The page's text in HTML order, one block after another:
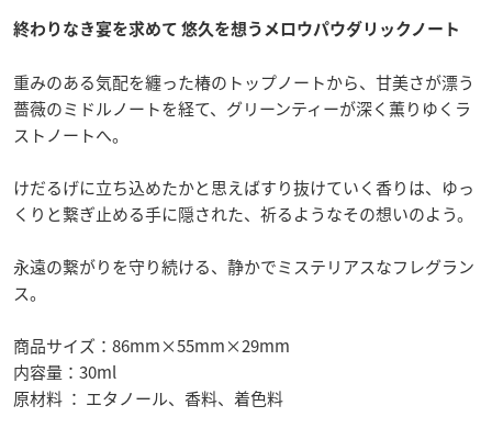
終わりなき宴を求めて 悠久を想うメロウパウダリックノート
重みのある気配を纏った椿のトップノートから、甘美さが漂う
薔薇のミドルノートを経て、グリーンティーが深く薫りゆくラ
ストノートへ。
けだるげに立ち込めたかと思えばすり抜けていく香りは、ゆっ
くりと繋ぎ止める手に隠された、祈るようなその想いのよう。
永遠の繋がりを守り続ける、静かでミステリアスなフレグラン
ス。
商品サイズ：86mm×55mm×29mm
内容量：30ml
原材料 ： エタノール、香料、着色料